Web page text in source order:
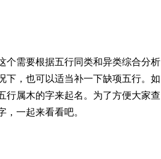
个需要根据五行同类和异类综合分析
下，也可以适当补一下缺项五行。如
行属木的字来起名。为了方便大家查
一起来看看吧。